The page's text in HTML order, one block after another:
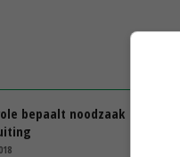
bepaalt noodzaak